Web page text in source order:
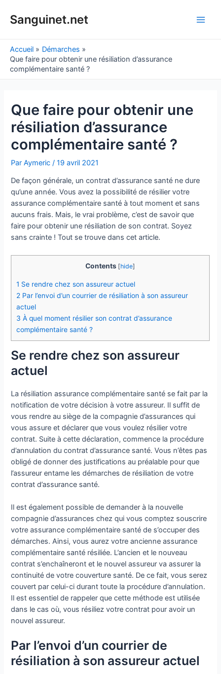
Sanguinet.net
Accueil
Démarches
Que faire pour obtenir une résiliation d’assurance
complémentaire santé ?
Que faire pour obtenir une
résiliation d’assurance
complémentaire santé ?
ParAymeric/19 avril 2021
De façon générale, un contrat d’assurance santé ne dure
qu’une année. Vous avez la possibilité de résilier votre
assurance complémentaire santé à tout moment et sans
aucuns frais. Mais, le vrai problème, c’est de savoir que
faire pour obtenir une résiliation de son contrat. Soyez
sans crainte ! Tout se trouve dans cet article.
Contents [hide]
1 Se rendre chez son assureur actuel
2 Par l’envoi d’un courrier de résiliation à son assureur
actuel
3 À quel moment résilier son contrat d’assurance
complémentaire santé ?
Se rendre chez son assureur
actuel
La résiliation assurance complémentaire santé se fait par la
notification de votre décision à votre assureur. Il suffit de
vous rendre au siège de la compagnie d’assurances qui
vous assure et déclarer que vous voulez résilier votre
contrat. Suite à cette déclaration, commence la procédure
d’annulation du contrat d’assurance santé. Vous n’êtes pas
obligé de donner des justifications au préalable pour que
l’assureur entame les démarches de résiliation de votre
contrat d’assurance santé.
Il est également possible de demander à la nouvelle
compagnie d’assurances chez qui vous comptez souscrire
votre assurance complémentaire santé de s’occuper des
démarches. Ainsi, vous aurez votre ancienne assurance
complémentaire santé résiliée. L’ancien et le nouveau
contrat s’enchaîneront et le nouvel assureur va assurer la
continuité de votre couverture santé. De ce fait, vous serez
couvert par celui-ci durant toute la procédure d’annulation.
Il est essentiel de rappeler que cette méthode est utilisée
dans le cas où, vous résiliez votre contrat pour avoir un
nouvel assureur.
Par l’envoi d’un courrier de
résiliation à son assureur actuel